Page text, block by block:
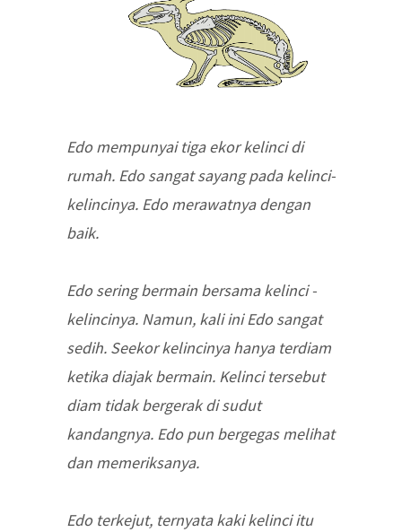
Edo mempunyai tiga ekor kelinci di
rumah. Edo sangat sayang pada kelinci-
kelincinya. Edo merawatnya dengan
baik.
Edo sering bermain bersama kelinci -
kelincinya. Namun, kali ini Edo sangat
sedih. Seekor kelincinya hanya terdiam
ketika diajak bermain. Kelinci tersebut
diam tidak bergerak di sudut
kandangnya. Edo pun bergegas melihat
dan memeriksanya.
Edo terkejut, ternyata kaki kelinci itu